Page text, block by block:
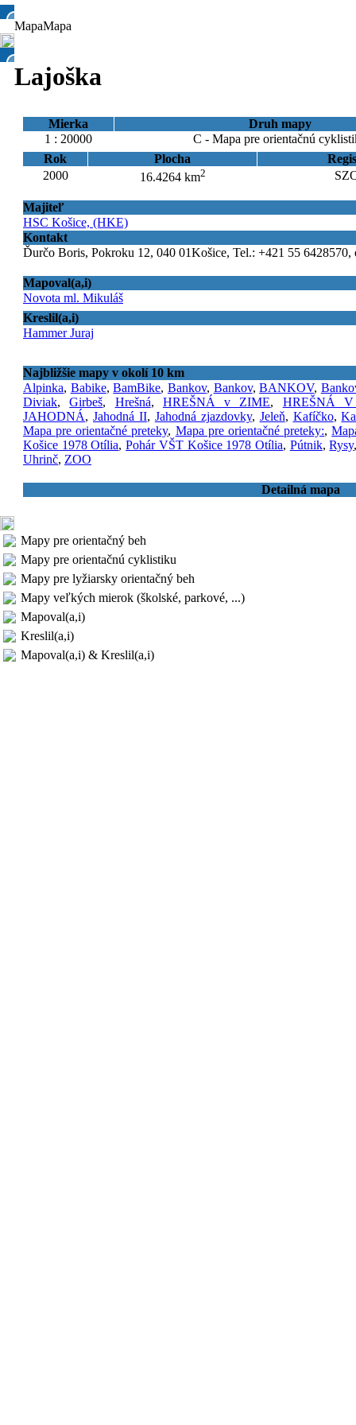
MapaMapa
Lajoška
Mierka
Druh mapy
1 : 20000
C - Mapa pre orientačnú
Rok
Plocha
2000
16.4264 km2
Majiteľ
HSC Košice, (HKE)
Kontakt
Ďurčo Boris, Pokroku 12, 040 01Košice, Tel.: +421 55
Mapoval(a,i)
Novota ml. Mikuláš
Kreslil(a,i)
Hammer Juraj
Najbližšie mapy v okolí 10 km
Alpinka, Babike,BamBike, Bankov, Bankov,BANKOV,
Diviak,Girbeš, Hrešná, HREŠNÁ v ZIME, HREŠNÁ
JAHODNÁ, Jahodná II, Jahodná zjazdovky, Jeleň, Kafíčko,
Mapa pre orientačné preteky, Mapa pre orientačné preteky:,
Košice 1978 Otília,Pohár VŠT Košice 1978 Otília, Pútnik,Rysy
Uhrinč, ZOO
Detailná mapa
Mapy pre orientačný beh
Mapy pre orientačnú cyklistiku
Mapy pre lyžiarsky orientačný beh
Mapy veľkých mierok (školské, parkové, ...)
Mapoval(a,i)
Kreslil(a,i)
Mapoval(a,i) & Kreslil(a,i)